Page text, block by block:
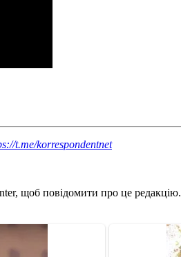
t.me/korrespondentnet
щоб повідомити про це редакцію.